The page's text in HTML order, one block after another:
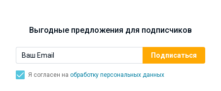
Выгодные предложения для подписчиков
Я согласен на обработку персональных данных